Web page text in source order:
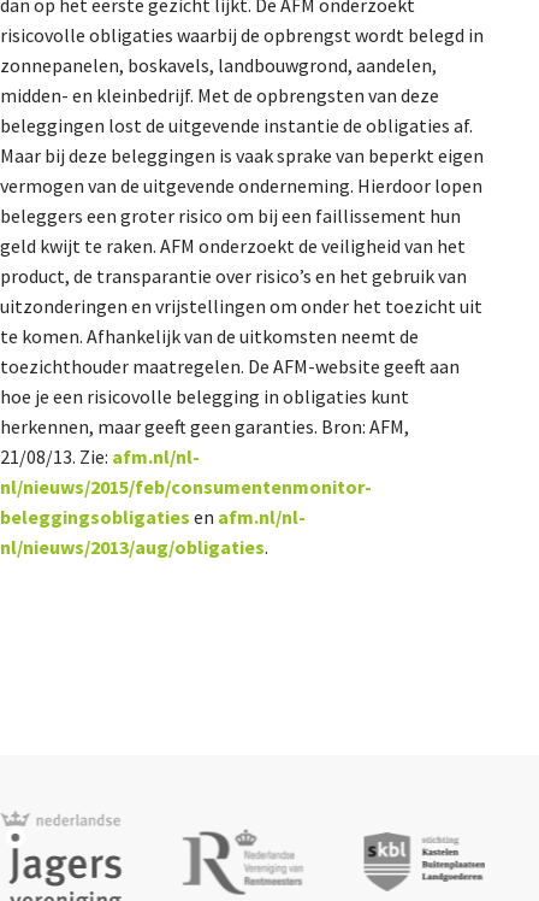
dan op het eerste gezicht lijkt. De AFM onderzoekt
risicovolle obligaties waarbij de opbrengst wordt belegd in
zonnepanelen, boskavels, landbouwgrond, aandelen,
midden- en kleinbedrijf. Met de opbrengsten van deze
beleggingen lost de uitgevende instantie de obligaties af.
Maar bij deze beleggingen is vaak sprake van beperkt eigen
vermogen van de uitgevende onderneming. Hierdoor lopen
beleggers een groter risico om bij een faillissement hun
geld kwijt te raken. AFM onderzoekt de veiligheid van het
product, de transparantie over risico’s en het gebruik van
uitzonderingen en vrijstellingen om onder het toezicht uit
te komen. Afhankelijk van de uitkomsten neemt de
toezichthouder maatregelen. De AFM-website geeft aan
hoe je een risicovolle belegging in obligaties kunt
herkennen, maar geeft geen garanties. Bron: AFM,
21/08/13. Zie: afm.nl/nl-
nl/nieuws/2015/feb/consumentenmonitor-
beleggingsobligaties en afm.nl/nl-
nl/nieuws/2013/aug/obligaties.